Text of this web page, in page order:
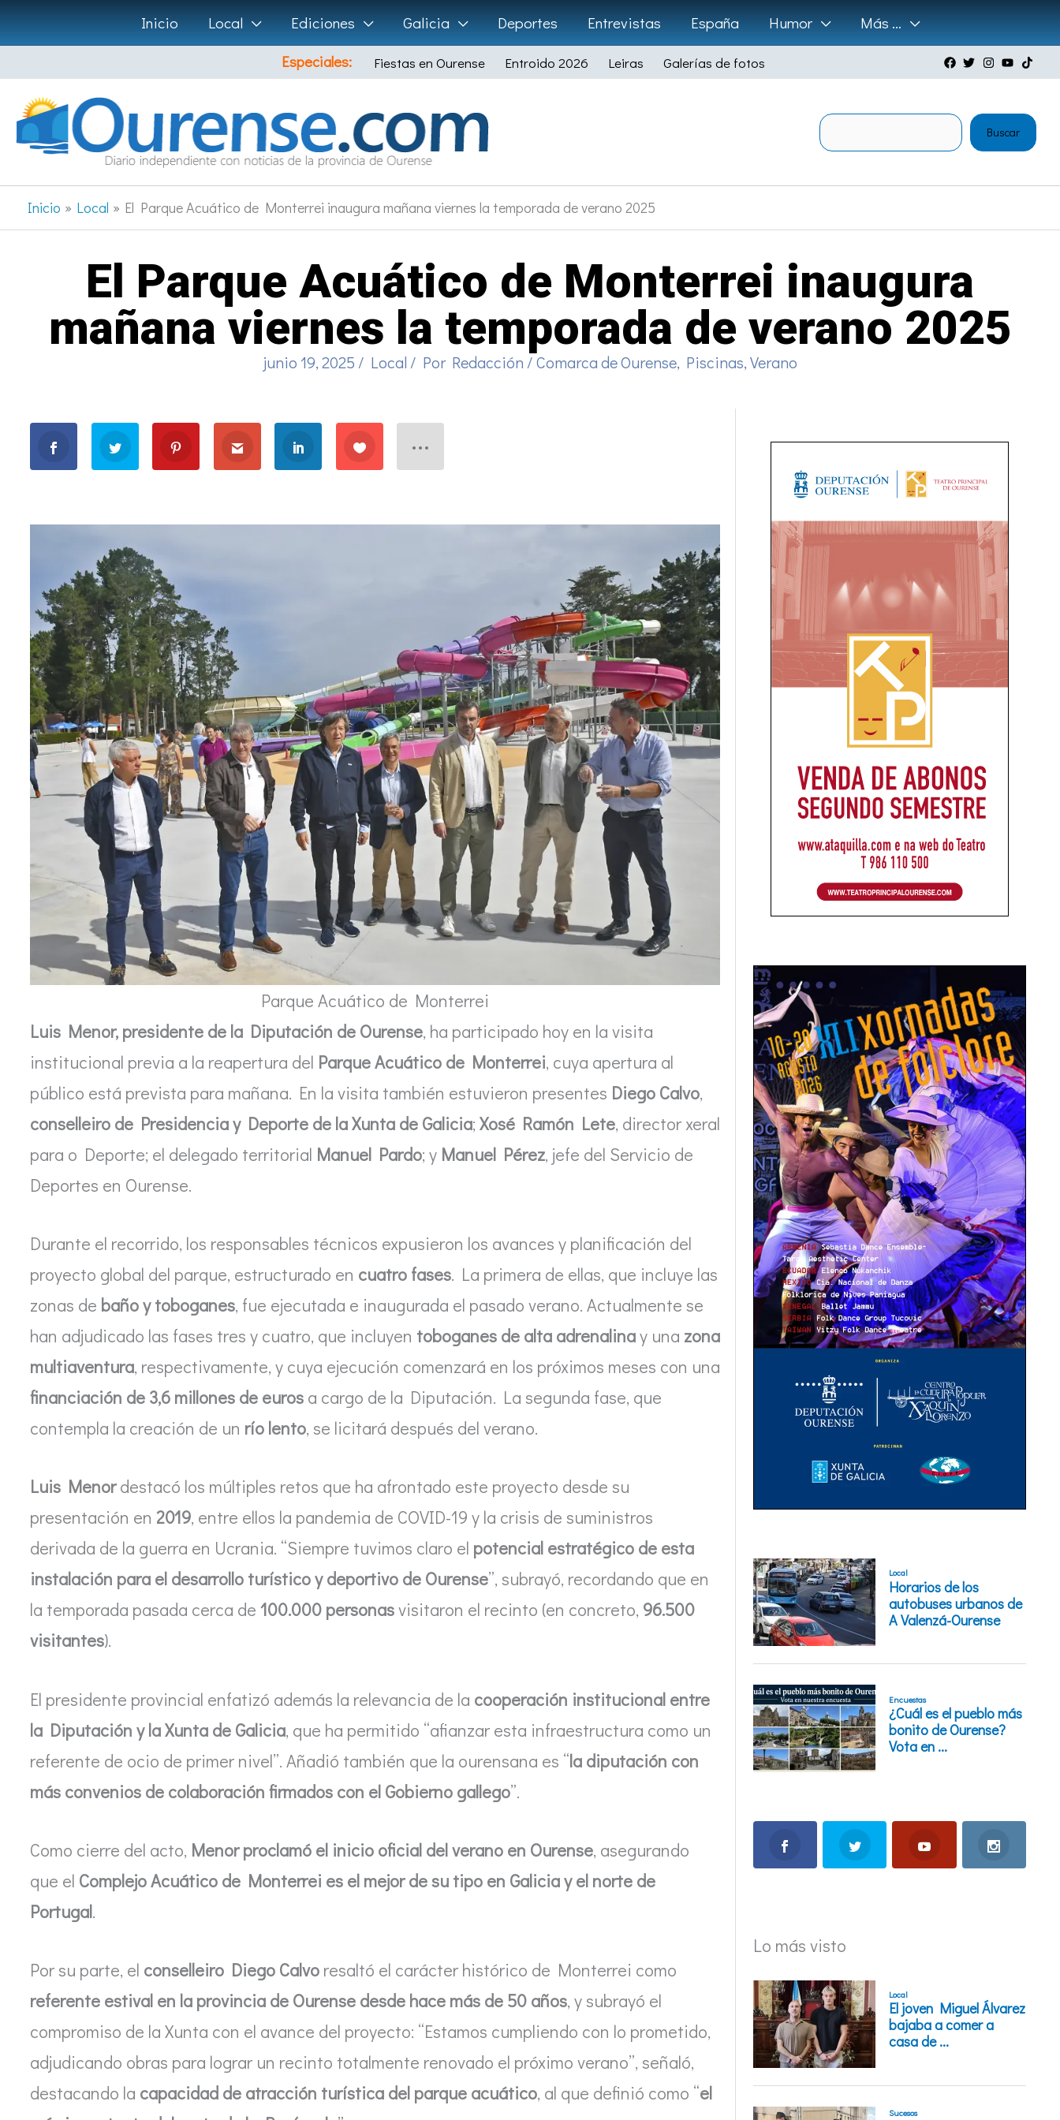
Ir
al
contenido
Inicio Local Ediciones Galicia Deportes Entrevistas España Humor
Más …
Especiales:
Fiestas en Ourense Entroido 2026 Leiras Galerías de fotos
Buscar
Inicio Local El Parque Acuático de Monterrei inaugura mañana viernes la temporada de verano 2025
El Parque Acuático de Monterrei inaugura
mañana viernes la temporada de verano 2025
junio 19, 2025 / Local / Por Redacción /Comarca de Ourense, Piscinas,Verano
Parque Acuático de Monterrei
Luis Menor, presidente de la Diputación de Ourense, ha participado hoy en la visita
institucional previa a la reapertura del Parque Acuático de Monterrei, cuya apertura al
público está prevista para mañana. En la visita también estuvieron presentes Diego Calvo,
conselleiro de Presidencia y Deporte de la Xunta de Galicia; Xosé Ramón Lete, director xeral
para o Deporte; el delegado territorial Manuel Pardo; y Manuel Pérez, jefe del Servicio de
Deportes en Ourense.
Durante el recorrido, los responsables técnicos expusieron los avances y planificación del
proyecto global del parque, estructurado en cuatro fases. La primera de ellas, que incluye las
zonas de baño y toboganes, fue ejecutada e inaugurada el pasado verano. Actualmente se
han adjudicado las fases tres y cuatro, que incluyen toboganes de alta adrenalinay una zona
multiaventura, respectivamente, y cuya ejecución comenzará en los próximos meses con una
financiación de 3,6 millones de euros a cargo de la Diputación. La segunda fase, que
contempla la creación de un río lento, se licitará después del verano.
Luis Menordestacó los múltiples retos que ha afrontado este proyecto desde su
presentación en 2019, entre ellos la pandemia de COVID-19 y la crisis de suministros
derivada de la guerra en Ucrania. “Siempre tuvimos claro el potencial estratégico de esta
instalación para el desarrollo turístico y deportivo de Ourense”, subrayó, recordando que en
la temporada pasada cerca de 100.000 personasvisitaron el recinto (en concreto, 96.500
visitantes).
El presidente provincial enfatizó además la relevancia de la cooperación institucional entre
la Diputación y la Xunta de Galicia, que ha permitido “afianzar esta infraestructura como un
referente de ocio de primer nivel”. Añadió también que la ourensana es “la diputación con
más convenios de colaboración firmados con el Gobierno gallego”.
Como cierre del acto, Menor proclamó el inicio oficial del verano en Ourense, asegurando
que el Complejo Acuático de Monterrei es el mejor de su tipo en Galicia y el norte de
Portugal.
Por su parte, el conselleiro Diego Calvo resaltó el carácter histórico de Monterrei como
referente estival en la provincia de Ourense desde hace más de 50 años, y subrayó el
compromiso de la Xunta con el avance del proyecto: “Estamos cumpliendo con lo prometido,
adjudicando obras para lograr un recinto totalmente renovado el próximo verano”, señaló,
destacando la capacidad de atracción turística del parque acuático, al que definió como “el
Lo más visto